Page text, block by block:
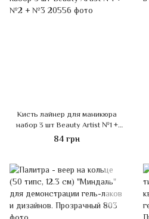
Кисть лайнер для маникюра
набор 3 шт Beauty Artist №1 +
№2 + №3
84 грн